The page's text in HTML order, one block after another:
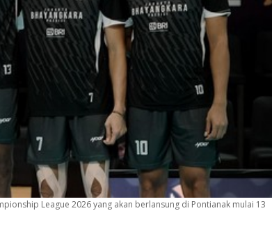
League 2026 yang akan berlansung di Pontianak mulai 13